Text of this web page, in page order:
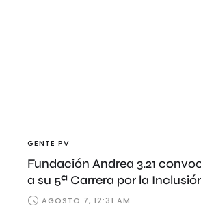
GENTE PV
Fundación Andrea 3.21
a su 5ª Carrera por la
AGOSTO 7, 12:31 AM